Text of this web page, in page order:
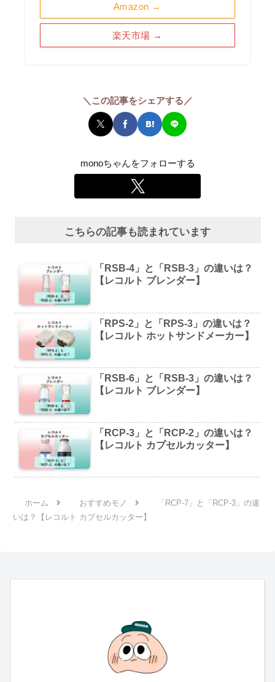
Amazon →
楽天市場 →
＼この記事をシェアする／
monoちゃんをフォローする
こちらの記事も読まれています
「RSB-4」と「RSB-3」の違いは？
【レコルト ブレンダー】
「RPS-2」と「RPS-3」の違いは？
【レコルト ホットサンドメーカー】
「RSB-6」と「RSB-3」の違いは？
【レコルト ブレンダー】
「RCP-3」と「RCP-2」の違いは？
【レコルト カプセルカッター】
ホーム おすすめモノ
「RCP-7」と「RCP-3」の違
いは？【レコルト カプセルカッター】